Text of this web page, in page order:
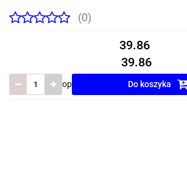
(0)
39.86
39.86
op Do koszyka